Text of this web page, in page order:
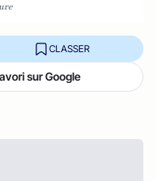
CLASSER
sur Google